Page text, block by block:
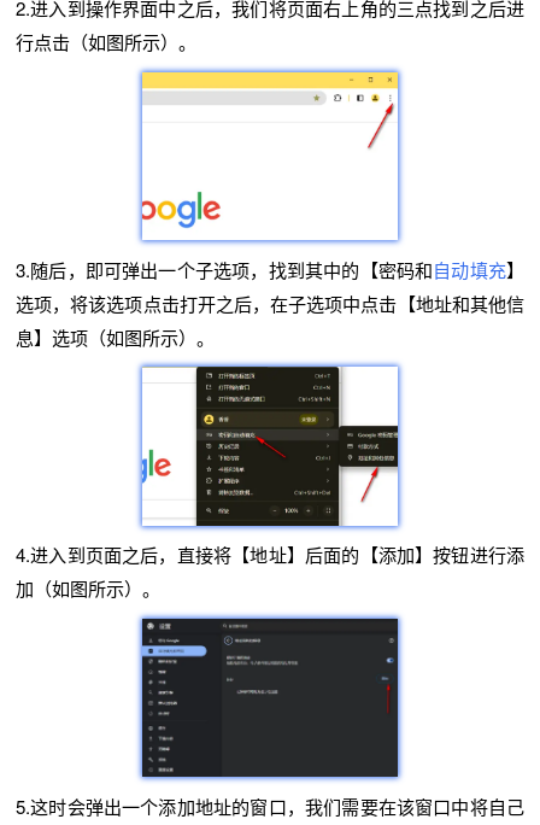
2.进入到操作界面中之后，我们将页面右上角的三点找到之后进
行点击（如图所示）。
3.随后，即可弹出一个子选项，找到其中的【密码和自动填充】
选项，将该选项点击打开之后，在子选项中点击【地址和其他信
息】选项（如图所示）。
4.进入到页面之后，直接将【地址】后面的【添加】按钮进行添
加（如图所示）。
5.这时会弹出一个添加地址的窗口，我们需要在该窗口中将自己